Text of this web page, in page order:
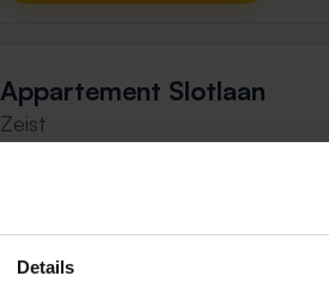
Details
Appartement Slotlaan
Zeist